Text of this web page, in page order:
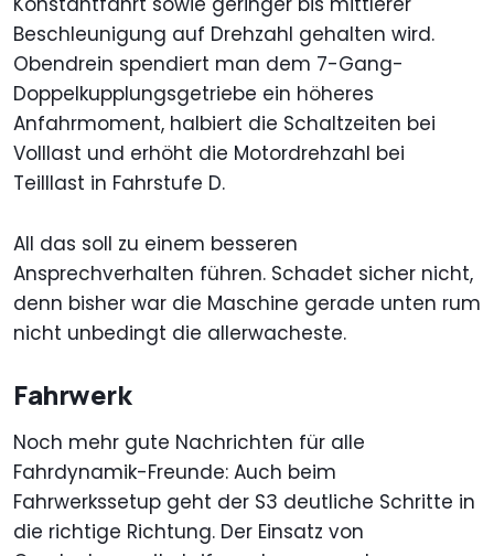
Beschleunigung auf Drehzahl gehalten wird.
Obendrein spendiert man dem 7-Gang-
Doppelkupplungsgetriebe ein höheres
Anfahrmoment, halbiert die Schaltzeiten bei
Volllast und erhöht die Motordrehzahl bei
Teilllast in Fahrstufe D.
All das soll zu einem besseren
Ansprechverhalten führen. Schadet sicher nicht,
denn bisher war die Maschine gerade unten rum
nicht unbedingt die allerwacheste.
Fahrwerk
Noch mehr gute Nachrichten für alle
Fahrdynamik-Freunde: Auch beim
Fahrwerkssetup geht der S3 deutliche Schritte in
die richtige Richtung. Der Einsatz von